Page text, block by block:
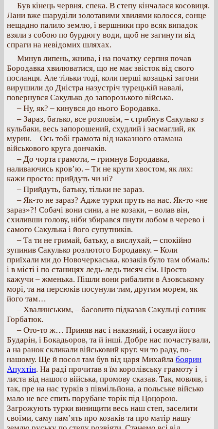
Був кінець червня, спека. В степу кінчалася косовиця.
Лани вже шаруділи золотавими хвилями колосся, сонце
нещадно палило землю, і вершники про всяк випадок
взяли з собою по бурдюгу води, щоб не загинути від
спраги на невідомих шляхах.
Минув липень, жнива, і на початку серпня почав
Бородавка хвилюватися, що не має звісток від свого
посланця. Але тільки тоді, коли перші козацькі загони
вирушили до Дністра назустріч турецькій навалі,
повернувся Сакулько до запорозького війська.
– Ну, як? – кинувся до нього Бородавка.
– Зараз, батько, все розповім, – стрибнув Сакулько з
кульбаки, весь запорошений, схудлий і засмаглий, як
мурин. – Ось тобі грамота від наказного отамана
військового круга дончаків.
– До чорта грамоти, – гримнув Бородавка,
наливаючись кров’ю. – Ти не крути хвостом, як лях:
кажи просто: прийдуть чи ні?
– Прийдуть, батьку, тільки не зараз.
– Як-то не зараз? Адже турки пруть на нас. Як-то «не
зараз»?! Собачі вони сини, а не козаки, – волав він,
схиливши голову, ніби збирався пнути лобом в черево і
самого Сакулька і його супутників.
– Та ти не гримай, батьку, а вислухай, – спокійно
зупинив Сакулько розлютого Бородавку. – Коли
приїхали ми до Новочеркаська, козаків було там обмаль:
і в місті і по станицях ледь-ледь тисяч сім. Просто
кажучи – жменька. Пішли вони рибалити в Азовському
морі, та на персюків посунули тим, другим морем, як
його там…
– Хвалинським, – басовито підказав Сакульці сотник
Горбатюк.
– Ото-то ж… Приняв нас і наказний, і осавул його
Бударін, і Бокадьоров, та й інші. Добре нас почастували,
а на ранок скликали військовий круг, чи то раду, по-
нашому. Ще й посол там був від царя Михайла боярин
Апухтін. На раді прочитав я їм королівську грамоту і
листа від нашого війська, промову сказав. Так, мовляв, і
так, пре на нас турків з півмільйона, а польське військо
мало не все спить порубане торік під Цоцорою.
Загрожують турки винищити весь наш степ, заселити
своїми, саму пам’ять про козаків та про матір нашу